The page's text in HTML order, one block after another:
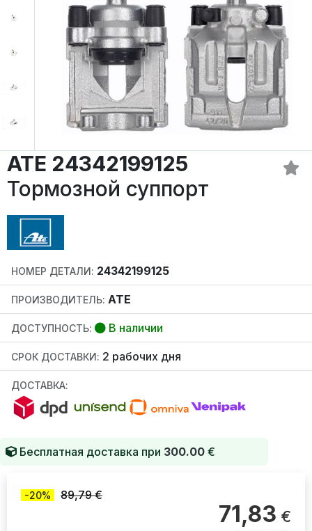
ATE 24342199125
Тормозной суппорт
НОМЕР ДЕТАЛИ: 24342199125
ПРОИЗВОДИТЕЛЬ: ATE
ДОСТУПНОСТЬ: В наличии
СРОК ДОСТАВКИ: 2 рабочих дня
ДОСТАВКА:
Бесплатная доставка при 300.00 €
-20% 89,79 €
71,83 €